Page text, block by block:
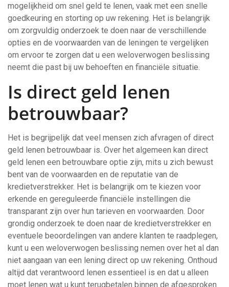
mogelijkheid om snel geld te lenen, vaak met een snelle
goedkeuring en storting op uw rekening. Het is belangrijk
om zorgvuldig onderzoek te doen naar de verschillende
opties en de voorwaarden van de leningen te vergelijken
om ervoor te zorgen dat u een weloverwogen beslissing
neemt die past bij uw behoeften en financiële situatie.
Is direct geld lenen
betrouwbaar?
Het is begrijpelijk dat veel mensen zich afvragen of direct
geld lenen betrouwbaar is. Over het algemeen kan direct
geld lenen een betrouwbare optie zijn, mits u zich bewust
bent van de voorwaarden en de reputatie van de
kredietverstrekker. Het is belangrijk om te kiezen voor
erkende en gereguleerde financiële instellingen die
transparant zijn over hun tarieven en voorwaarden. Door
grondig onderzoek te doen naar de kredietverstrekker en
eventuele beoordelingen van andere klanten te raadplegen,
kunt u een weloverwogen beslissing nemen over het al dan
niet aangaan van een lening direct op uw rekening. Onthoud
altijd dat verantwoord lenen essentieel is en dat u alleen
moet lenen wat u kunt terugbetalen binnen de afgesproken